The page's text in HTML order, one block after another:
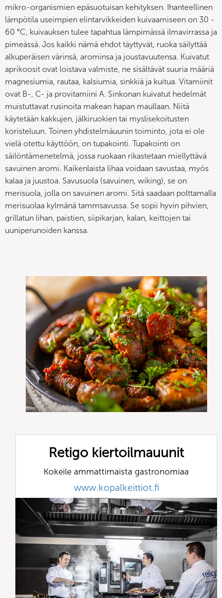
mikro-organismien epäsuotuisan kehityksen. Ihanteellinen
lämpötila useimpien elintarvikkeiden kuivaamiseen on 30 -
60 °C, kuivauksen tulee tapahtua lämpimässä ilmavirrassa ja
pimeässä. Jos kaikki nämä ehdot täyttyvät, ruoka säilyttää
alkuperäisen värinsä, arominsa ja joustavuutensa. Kuivatut
aprikoosit ovat loistava valmiste, ne sisältävät suuria määriä
magnesiumia, rautaa, kalsiumia, sinkkiä ja kuitua. Vitamiinit
ovat B-, C- ja provitamiini A. Sinkonan kuivatut hedelmät
muistuttavat rusinoita makean hapan maullaan. Niitä
käytetään kakkujen, jälkiruokien tai myslisekoitusten
koristeluun. Toinen yhdistelmäuunin toiminto, jota ei ole
vielä otettu käyttöön, on tupakointi. Tupakointi on
säilöntämenetelmä, jossa ruokaan rikastetaan miellyttävä
savuinen aromi. Kaikenlaista lihaa voidaan savustaa, myös
kalaa ja juustoa. Savusuola (savuinen, wiking), se on
merisuola, jolla on savuinen aromi. Sitä saadaan polttamalla
merisuolaa kylmänä tammsavussa. Se sopii hyvin pihvien,
grillatun lihan, paistien, siipikarjan, kalan, keittojen tai
uuniperunoiden kanssa.
Retigo kiertoilmauunit
Kokeile ammattimaista gastronomiaa
www.kopalkeittiot.fi